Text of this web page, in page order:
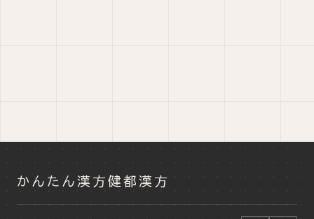
かんたん漢方健都漢方